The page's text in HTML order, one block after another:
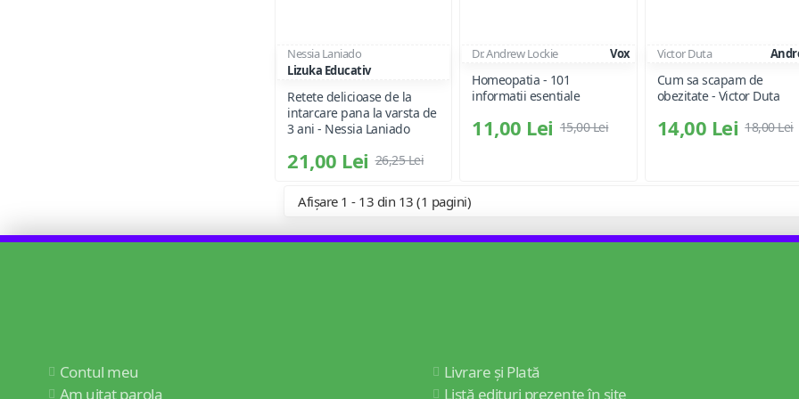
Nessia Laniado
Lizuka Educativ
Retete delicioase de la
intarcare pana la varsta de
3 ani - Nessia Laniado
21,00 Lei 26,25 Lei
Dr. Andrew Lockie Vox
Homeopatia - 101
informatii esentiale
11,00 Lei 15,00 Lei
Victor Duta
Cum sa scapam de
obezitate - Victor Duta
14,00 Lei 18,00 Lei
Afișare 1 - 13 din 13 (1 pagini)
Contul meu
Am uitat parola
Livrare și Plată
Listă edituri prezente în site